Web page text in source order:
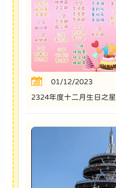
01/12/2023
2324年度十二月生日之星